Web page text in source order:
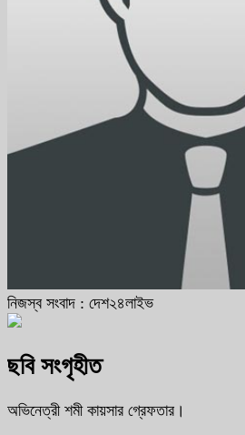
নিজস্ব সংবাদ : দেশ২৪লাইভ
ছবি সংগৃহীত
অভিনেত্রী শমী কায়সার গ্রেফতার।